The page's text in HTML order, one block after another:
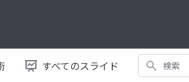
すべてのスライド 検索